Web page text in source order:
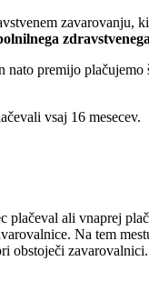
zavarovanju,
premijo plačujemo
vsaj 16 mesecev.
plačeval ali vnaprej
Na tem
obstoječi zavarovalnici.